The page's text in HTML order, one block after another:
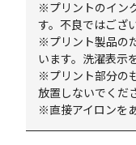
※プリントのイン
す。不良ではござ
※プリント製品の
います。洗濯表示
※プリント部分の
放置しないでくだ
※直接アイロンを